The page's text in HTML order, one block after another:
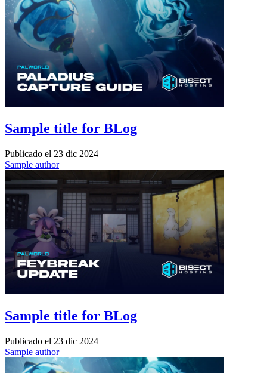
Sample title for BLog
Publicado el 23 dic 2024
Sample author
Sample title for BLog
Publicado el 23 dic 2024
Sample author